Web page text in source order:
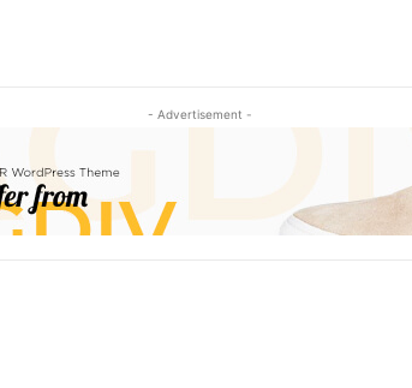
- Advertisement -